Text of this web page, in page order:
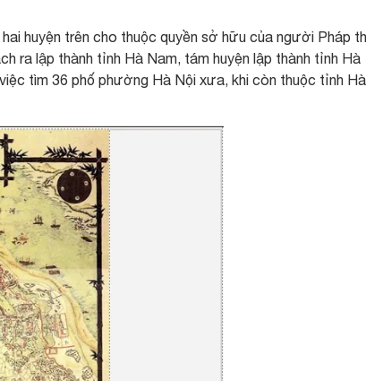
huyện trên cho thuộc quyền sở hữu của người Pháp
ra lập thành tỉnh Hà Nam, tám huyện lập thành tỉnh Hà
tìm 36 phố phường Hà Nội xưa, khi còn thuộc tỉnh Hà